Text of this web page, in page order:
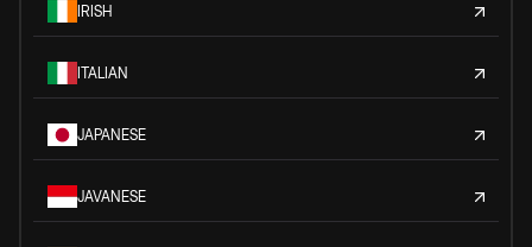
IRISH
ITALIAN
JAPANESE
JAVANESE